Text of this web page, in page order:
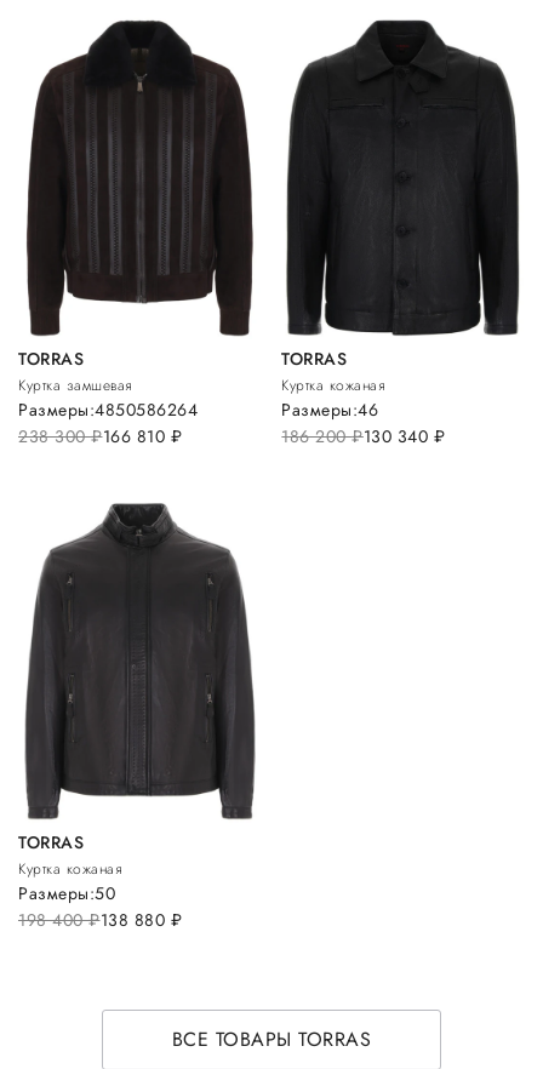
TORRAS
Куртка замшевая
238 300руб.166 810 руб.
Размеры:4850586264
TORRAS
Куртка кожаная
186 200руб.130 340 руб.
Размеры:46
TORRAS
Куртка кожаная
198 400руб.138 880 руб.
Размеры:50
ВСЕ ТОВАРЫ TORRAS